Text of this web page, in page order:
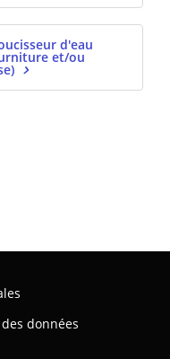
d'eau
et/ou
données